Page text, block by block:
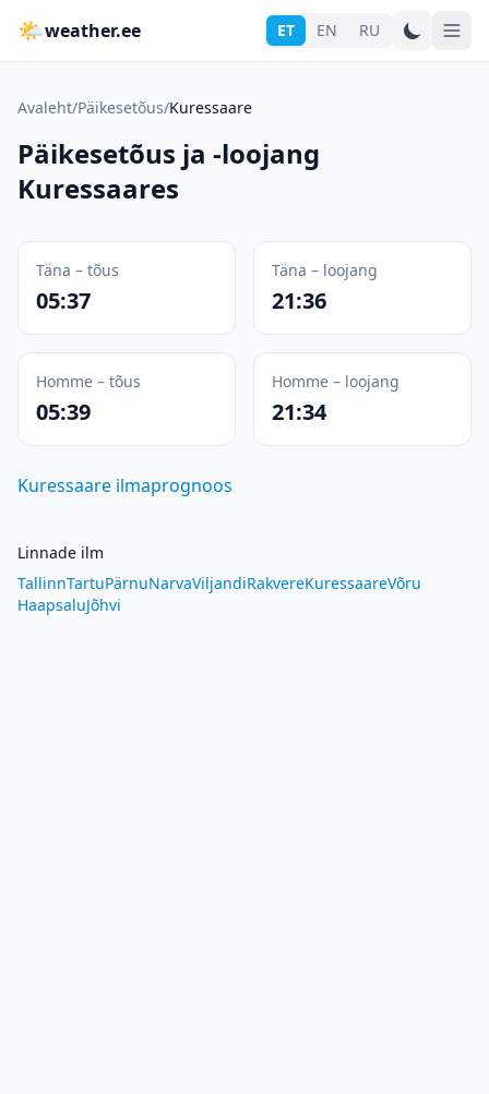
🌤weather.ee ET EN RU
Avaleht/Päikesetõus/Kuressaare
Päikesetõus ja -loojang
Kuressaares
Täna – tõus
05:37
Täna – loojang
21:36
Homme – tõus
05:39
Homme – loojang
21:34
Kuressaare ilmaprognoos
Linnade ilm
TallinnTartuPärnuNarvaViljandiRakvereKuressaareVõru
HaapsaluJõhvi